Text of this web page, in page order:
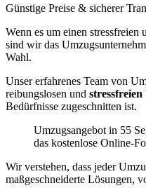
Günstige Preise & sicherer
Wenn es um einen
sind wir das
Wahl.
Unser erfahrenes Team von
reibungslosen und
Bedürfnisse zugeschnitten ist.
Umzugsangebot in 55
das kostenlose Online-
Wir verstehen, dass jeder
maßgeschneiderte Lösungen,